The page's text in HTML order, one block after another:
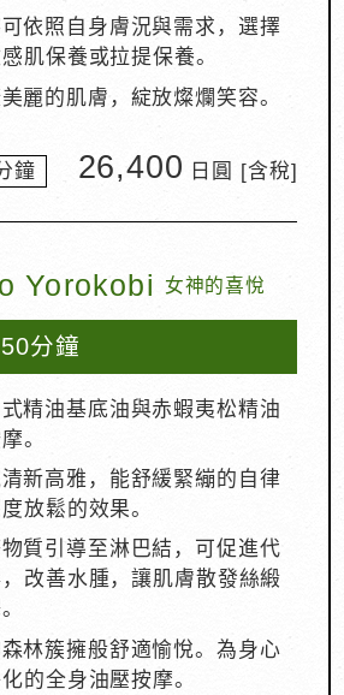
依照自身膚況與需求，選擇
肌保養或拉提保養。
麗的肌膚，綻放燦爛笑容。
鐘 26,400 日圓 [含稅]
Yorokobi 女神的喜悅
分鐘
精油基底油與赤蝦夷松精油
。
新高雅，能舒緩緊繃的自律
放鬆的效果。
質引導至淋巴結，可促進代
改善水腫，讓肌膚散發絲緞
林簇擁般舒適愉悅。為身心
的全身油壓按摩。